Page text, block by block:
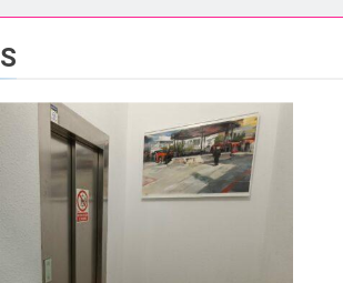
de vóley playa tres estrellas y el
de Beach Sprint 2026 con más
de mejora y mantenimiento en las